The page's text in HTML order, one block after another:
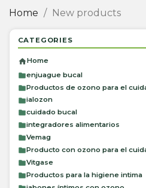
Home New products
CATEGORIES
Home
enjuague bucal
Productos de ozono para el
ialozon
cuidado bucal
integradores alimentarios
Vemag
Producto con ozono para el
Vitgase
Productos para la higiene intima